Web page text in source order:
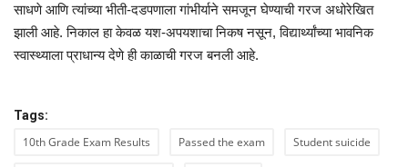
साधणे आणि त्यांच्या भीती-दडपणाला गांभीर्याने समजून घेण्याची गरज अधोरेखित
झाली आहे. निकाल हा केवळ यश-अपयशाचा निकष नसून, विद्यार्थ्यांच्या भावनिक
स्वास्थ्याला प्राधान्य देणे ही काळाची गरज बनली आहे.
Tags:
10th Grade Exam Results Passed the exam Student suicide